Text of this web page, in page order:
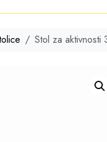
Stol za aktivnosti